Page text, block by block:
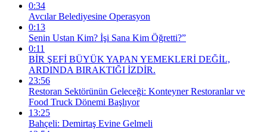
0:34
Avcılar Belediyesine Operasyon
0:13
Senin Ustan Kim? İşi Sana Kim Öğretti?”
0:11
BİR ŞEFİ BÜYÜK YAPAN YEMEKLERİ DEĞİL,
ARDINDA BIRAKTIĞI İZDİR.
23:56
Restoran Sektörünün Geleceği: Konteyner Restoranlar ve
Food Truck Dönemi Başlıyor
13:25
Bahçeli: Demirtaş Evine Gelmeli